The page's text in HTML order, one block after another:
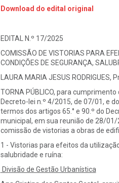
Download do edital original
EDITAL N.º 17/2025
COMISSÃO DE VISTORIAS PARA
CONDIÇÕES DE SEGURANÇA,
LAURA MARIA JESUS
TORNA PÚBLICO, para
Decreto-lei n.º 4/2015, de 07/01, e
termos dos artigos 65.° e 90.º do
municipal, em sua reunião de 28/
comissão de vistorias a obras de
1 - Vistorias para efeitos da
salubridade e ruína:
Divisão de Gestão Urbanística